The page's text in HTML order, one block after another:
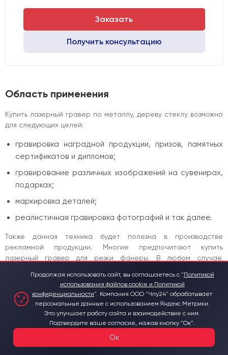
Заказать
Получить консультацию
Область применения
Купить лазерный гравер по металлу, дереву стеклу возможно
для следующих целей:
гравировка наградной продукции, призов, памятных
сертификатов и дипломов;
гравирование различных изображений на сувенирах,
подарках;
маркировка деталей;
реалистичная гравировка фотографий и так далее.
Также данная техника будет полезна в производстве
рекламной продукции. Многие предпочитают купить
лазерный гравер для резки фанеры. В любом случае,
удачный вклад в собственный бизнес или оснащение
домашней мастерской.
Основные характеристики
Интересуясь, сколько стоит лазерный гравер, нужно обратить
внимание на его характеристики. Как правило, это высокая
Продолжая использовать сайт, вы соглашаетесь с "Политикой
использования файлов cookie и Политикой
конфиденциальности". Компания ООО "Чпу24" обрабатывает
персональные данные с использованием Яндекс Метрики.
Это улучшает работу сайта и взаимодействие с ним.
Подтвердите ваше согласие, нажав кнопку "Ок".
Ок